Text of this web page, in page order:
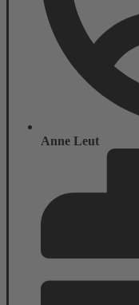
Anne Leut